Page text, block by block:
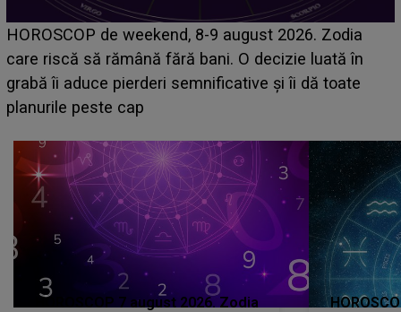
Emanuel a ținut ACEST DETALIU ASCUNS până
acum! În fața Alexandrei, concurentul din Casa Iubirii
face o MĂRTURISIRE NEAȘTEPTATĂ despre mama
sa: "I-am spus și ei în față, eu nu te iubesc pentru
HOROSCOP 7 august 2026. Zodia